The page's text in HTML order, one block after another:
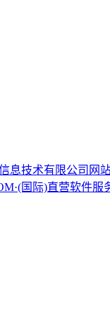
息技术有限公司 网
国际)直营软件服